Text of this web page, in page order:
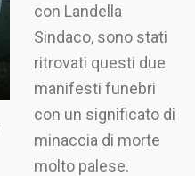
con Landella
Sindaco, sono stati
ritrovati questi due
manifesti funebri
con un significato di
minaccia di morte
molto palese.